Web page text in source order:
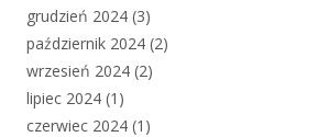
grudzień 2024 (3)
październik 2024 (2)
wrzesień 2024 (2)
lipiec 2024 (1)
czerwiec 2024 (1)